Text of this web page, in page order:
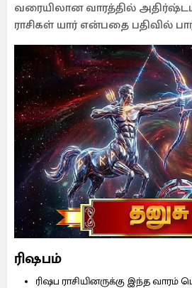
வரையிலான வாரத்தில்
ராசிகள் யார் என்பதை பதிவில்
ரிஷபம்
ரிஷப ராசியினருக்கு இந்த வாரம்